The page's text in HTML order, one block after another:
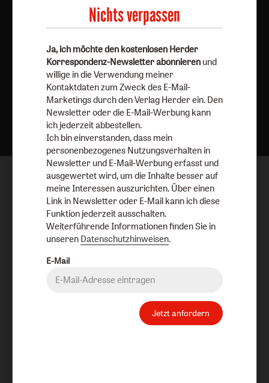
Nach oben
Nichts verpassen
Ja, ich möchte den kostenlosen Herder
Korrespondenz-Newsletter abonnieren und
willige in die Verwendung meiner
Kontaktdaten zum Zweck des E-Mail-
Marketings durch den Verlag Herder ein. Den
Newsletter oder die E-Mail-Werbung kann
ich jederzeit abbestellen.
Ich bin einverstanden, dass mein
personenbezogenes Nutzungsverhalten in
Newsletter und E-Mail-Werbung erfasst und
ausgewertet wird, um die Inhalte besser auf
meine Interessen auszurichten. Über einen
Link in Newsletter oder E-Mail kann ich diese
Funktion jederzeit ausschalten.
Weiterführende Informationen finden Sie in
unseren Datenschutzhinweisen.
E-Mail
Jetzt anfordern